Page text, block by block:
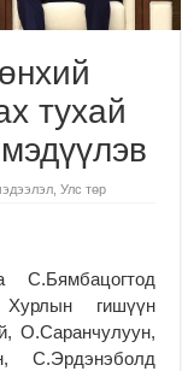
тухай
,Улс төр
гишүүн
О.Саранчулуун,
С.Эрдэнэболд